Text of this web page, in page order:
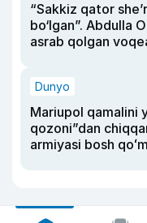
“Sakkiz qator
bo‘lgan”. Abdulla
asrab qolgan
Dunyo
Mariupol qamalini
qozoni”dan
armiyasi bosh